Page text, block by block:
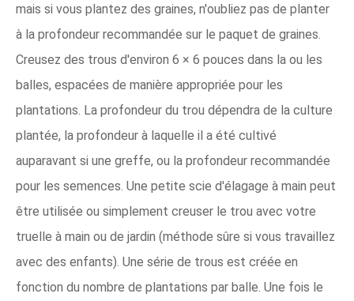
mais si vous plantez des graines, n'oubliez pas de planter
à la profondeur recommandée sur le paquet de graines.
Creusez des trous d'environ 6 × 6 pouces dans la ou les
balles, espacées de manière appropriée pour les
plantations. La profondeur du trou dépendra de la culture
plantée, la profondeur à laquelle il a été cultivé
auparavant si une greffe, ou la profondeur recommandée
pour les semences. Une petite scie d'élagage à main peut
être utilisée ou simplement creuser le trou avec votre
truelle à main ou de jardin (méthode sûre si vous travaillez
avec des enfants). Une série de trous est créée en
fonction du nombre de plantations par balle. Une fois le